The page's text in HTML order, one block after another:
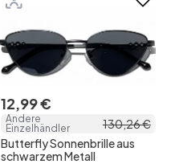
12,99€
Andere
Einzelhändler
130,26€
Butterfly Sonnenbrille aus
schwarzem Metall